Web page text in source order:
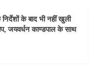
के बाद भी नहीं खुली
जयवर्धन काण्डपाल के साथ